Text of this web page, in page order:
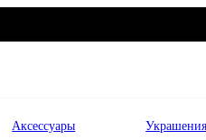
Аксессуары Украшения